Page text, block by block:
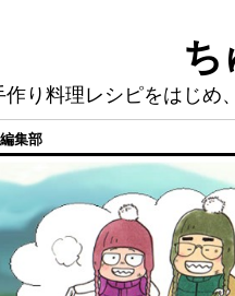
作り料理レシピをはじめ
集部